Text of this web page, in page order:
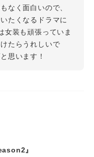
なく面白いので、
たくなるドラマに
女装も頑張っていま
たらうれしいで
思います！
』